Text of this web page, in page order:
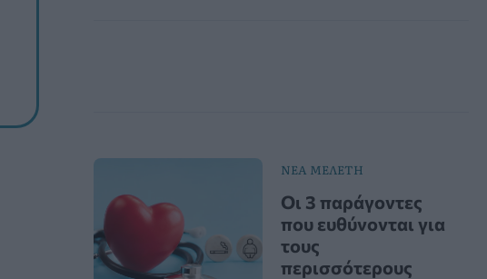
ΝΕΑ ΜΕΛΕΤΗ
Οι 3 παράγοντες
που ευθύνονται για
τους
περισσότερους